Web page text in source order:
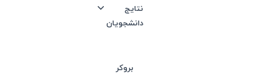
نتایج
دانشجویان
بروکر